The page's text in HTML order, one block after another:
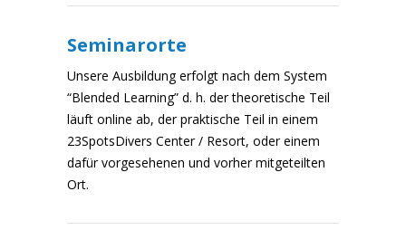
Seminarorte
Unsere Ausbildung erfolgt nach dem System
“Blended Learning” d. h. der theoretische Teil
läuft online ab, der praktische Teil in einem
23SpotsDivers Center / Resort, oder einem
dafür vorgesehenen und vorher mitgeteilten
Ort.